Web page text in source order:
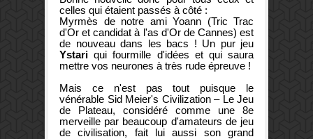
celles qui étaient passés à côté :
Myrmès de notre ami Yoann (Tric Trac
d'Or et candidat à l'as d'Or de Cannes) est
de nouveau dans les bacs ! Un pur jeu
Ystariqui fourmille d'idées et qui saura
mettre vos neurones à très rude épreuve !
Mais ce n'est pas tout puisque le
vénérable Sid Meier's Civilization – Le Jeu
de Plateau, considéré comme une 8e
merveille par beaucoup d'amateurs de jeu
de civilisation, fait lui aussi son grand